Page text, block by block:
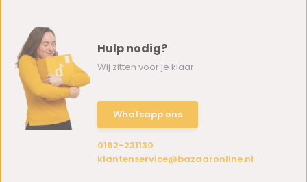
Hulp nodig?
Wij zitten voor je klaar.
Whatsapp ons
0162-231130
klantenservice@bazaaronline.nl